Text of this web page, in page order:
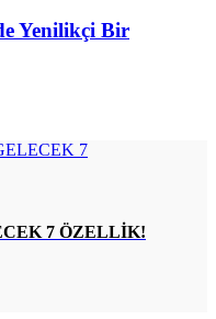
Yenilikçi Bir
7 ÖZELLİK!